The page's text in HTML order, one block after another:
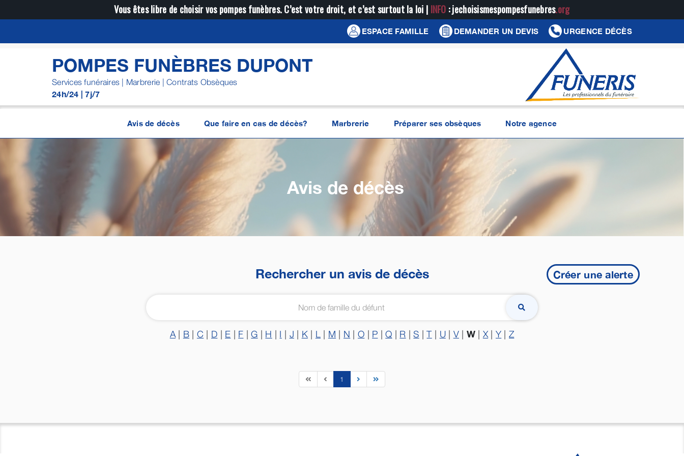
au
Vous êtes libre de choisir vos pompes funèbres. C’est votre droit, et c’est surtout la loi | INFO : jechoisismespompesfunebres.org
ESPACE FAMILLE DEMANDER UN DEVIS URGENCE DÉCÈS
POMPES FUNÈBRES DUPONT
Services funéraires | Marbrerie | Contrats Obsèques
24h/24 | 7j/7
Avis de décès Que faire en cas de décès? Marbrerie Préparer ses obsèques Notre agence
Avis de décès
Rechercher un avis de décès Créer une alerte
A| B C D E F |G H I J K| L M N O P |Q R |S |T U| V| W X| Y |Z
1